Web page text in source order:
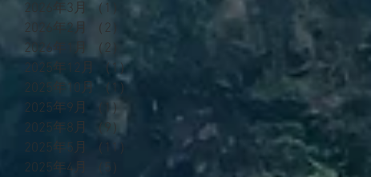
2026年3月
（1）
1件の記事
2026年2月
（2）
2026年1月
（2）
2件の記事
2025年12月
（1）
2025年10月
（1）
2025年9月
（1）1件の記事
2025年8月
（9）
9件の記事
2025年5月
（11）
11件の記事
2025年4月
（5）
5件の記事